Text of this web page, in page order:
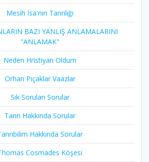
Mesih İsa'nın Tanrılığı​
BAZI YANLIŞ ANLAMALARINI
"ANLAMAK"
Neden Hristiyan Oldum​
Orhan Pıçaklar Vaazlar
Sık Sorulan Sorular
Tanrı Hakkında Sorular
Hakkında Sorular
Cosmades Köşesi